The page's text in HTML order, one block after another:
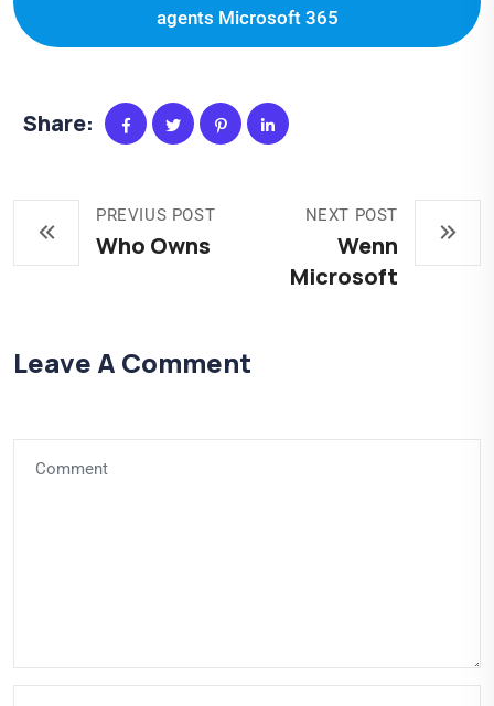
agents Microsoft 365
Share:
PREVIUS POST
Who Owns
NEXT POST
Wenn
Microsoft
Leave A Comment